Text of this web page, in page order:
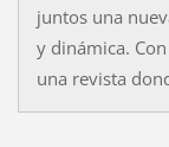
juntos una
y dinámica.
una revista